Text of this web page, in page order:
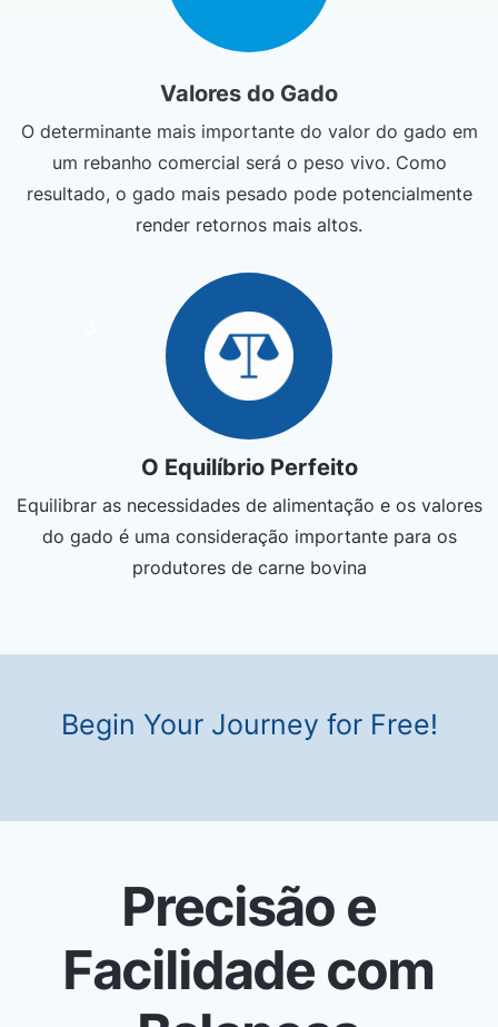
Valores do Gado
O determinante mais importante do valor do gado em
um rebanho comercial será o peso vivo. Como
resultado, o gado mais pesado pode potencialmente
render retornos mais altos.
O Equilíbrio Perfeito
Equilibrar as necessidades de alimentação e os valores
do gado é uma consideração importante para os
produtores de carne bovina
Begin Your Journey for Free!
Precisão e
Facilidade com